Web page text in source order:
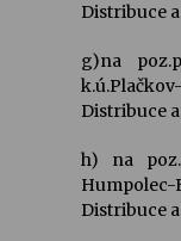
Distribuce
g)na
Distribuce
h) na
Humpolec-
Distribuce